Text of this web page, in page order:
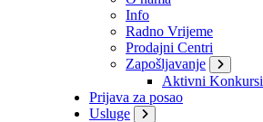
Info
Radno Vrijeme
Prodajni Centri
Zapošljavanje
Aktivni Konkursi
Prijava za posao
Usluge